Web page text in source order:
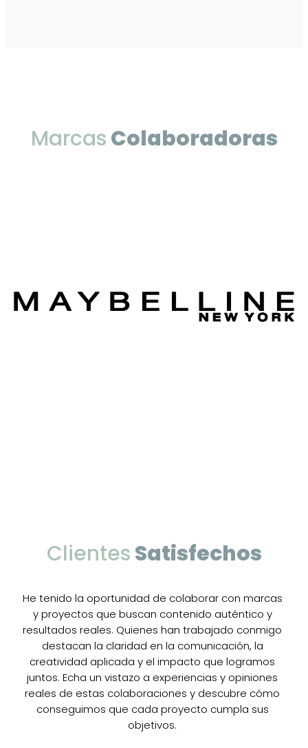
MarcasColaboradoras
ClientesSatisfechos
He tenido la oportunidad de colaborar con marcas
y proyectos que buscan contenido auténtico y
resultados reales. Quienes han trabajado conmigo
destacan la claridad en la comunicación, la
creatividad aplicada y el impacto que logramos
juntos. Echa un vistazo a experiencias y opiniones
reales de estas colaboraciones y descubre cómo
conseguimos que cada proyecto cumpla sus
objetivos.